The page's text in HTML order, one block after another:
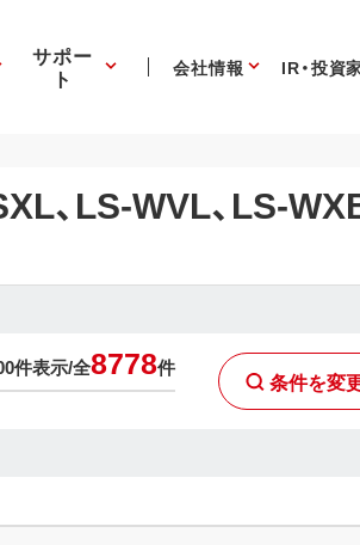
サポー
ト 会社情報 IR・投資
、LS-WVL、LS-
件表示/全8778件 条件を変